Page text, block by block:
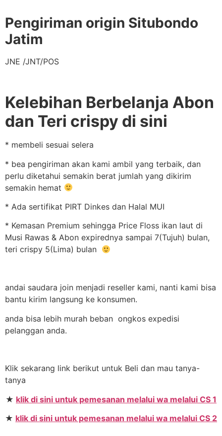
Pengiriman origin Situbondo
Jatim
JNE /JNT/POS
Kelebihan Berbelanja Abon
dan Teri crispy di sini
* membeli sesuai selera
* bea pengiriman akan kami ambil yang terbaik, dan
perlu diketahui semakin berat jumlah yang dikirim
semakin hemat
* Ada sertifikat PIRT Dinkes dan Halal MUI
* Kemasan Premium sehingga Price Floss ikan laut di
Musi Rawas & Abon expirednya sampai 7(Tujuh) bulan,
teri crispy 5(Lima) bulan
andai saudara join menjadi reseller kami, nanti kami bisa
bantu kirim langsung ke konsumen.
anda bisa lebih murah beban ongkos expedisi
pelanggan anda.
Klik sekarang link berikut untuk Beli dan mau tanya-
tanya
★ klik di sini untuk pemesanan melalui wa melalui CS 1
★ klik di sini untuk pemesanan melalui wa melalui CS 2